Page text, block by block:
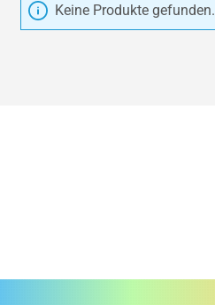
Keine Produkte gefunden.